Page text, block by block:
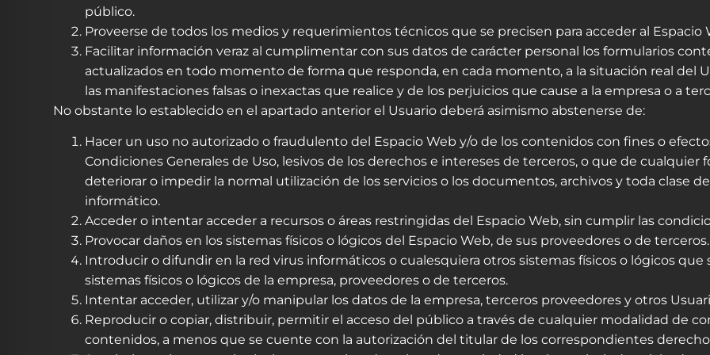
público.
Proveerse de todos los medios y requerimientos técnicos que se precisen para acceder al Espacio
Facilitar información veraz al cumplimentar con sus datos de carácter personal los formularios
actualizados en todo momento de forma que responda, en cada momento, a la situación real del
las manifestaciones falsas o inexactas que realice y de los perjuicios que cause a la empresa o a
No obstante lo establecido en el apartado anterior el Usuario deberá asimismo abstenerse de:
Hacer un uso no autorizado o fraudulento del Espacio Web y/o de los contenidos con fines o
Condiciones Generales de Uso, lesivos de los derechos e intereses de terceros, o que de cualquier
deteriorar o impedir la normal utilización de los servicios o los documentos, archivos y toda clase
informático.
Acceder o intentar acceder a recursos o áreas restringidas del Espacio Web, sin cumplir las
Provocar daños en los sistemas físicos o lógicos del Espacio Web, de sus proveedores o de terceros.
Introducir o difundir en la red virus informáticos o cualesquiera otros sistemas físicos o lógicos
sistemas físicos o lógicos de la empresa, proveedores o de terceros.
Intentar acceder, utilizar y/o manipular los datos de la empresa, terceros proveedores y otros
Reproducir o copiar, distribuir, permitir el acceso del público a través de cualquier modalidad de
contenidos, a menos que se cuente con la autorización del titular de los correspondientes